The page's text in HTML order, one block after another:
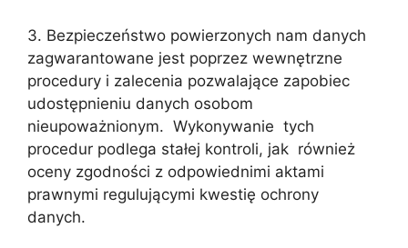
3. Bezpieczeństwo powierzonych nam danych
zagwarantowane jest poprzez wewnętrzne
procedury i zalecenia pozwalające zapobiec
udostępnieniu danych osobom
nieupoważnionym. Wykonywanie tych
procedur podlega stałej kontroli, jak również
oceny zgodności z odpowiednimi aktami
prawnymi regulującymi kwestię ochrony
danych.